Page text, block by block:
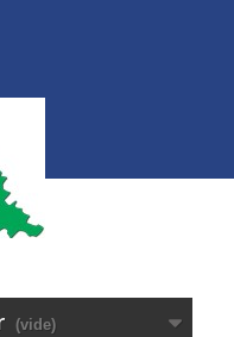
(vide)